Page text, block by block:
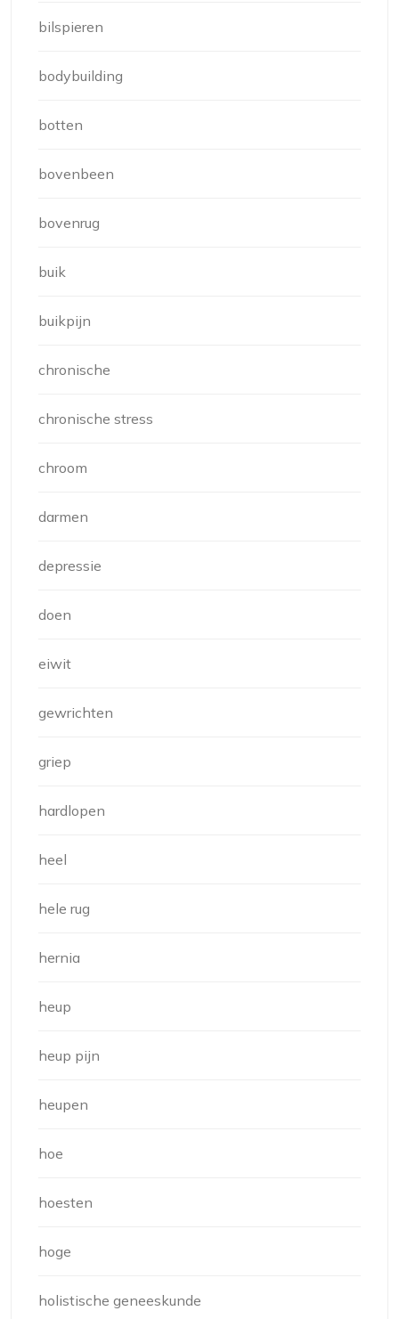
bilspieren
bodybuilding
botten
bovenbeen
bovenrug
buik
buikpijn
chronische
chronische stress
chroom
darmen
depressie
doen
eiwit
gewrichten
griep
hardlopen
heel
hele rug
hernia
heup
heup pijn
heupen
hoe
hoesten
hoge
holistische geneeskunde